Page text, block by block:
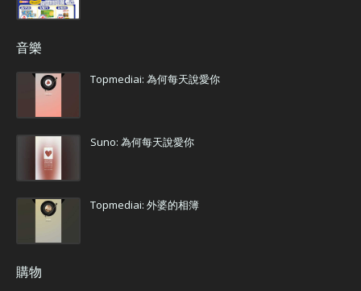
音樂
Topmediai: 為何每天說愛你
Suno: 為何每天說愛你
Topmediai: 外婆的相簿
購物